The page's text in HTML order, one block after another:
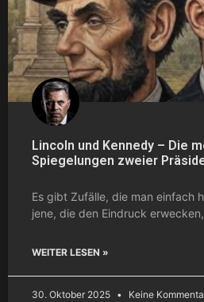
Lincoln und Kennedy – Die
Spiegelungen zweier
Es gibt Zufälle, die man einfach
jene, die den Eindruck
WEITER LESEN »
30. Oktober 2025 Keine